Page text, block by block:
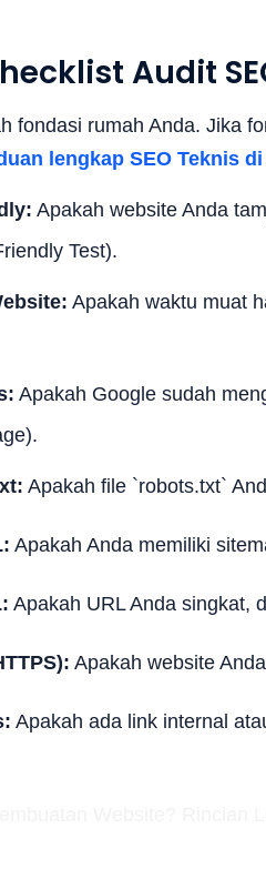
Audit
fondasi rumah Anda. Jika
lengkap SEO Teknis
Apakah website Anda
Test).
Apakah waktu muat
Apakah Google sudah
Apakah file `robots.txt`
Apakah Anda memiliki
Apakah URL Anda singkat,
Apakah website
Apakah ada link internal